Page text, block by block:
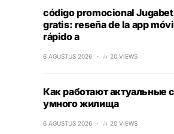
código promocional
gratis: reseña de la app
rápido a
6 AGUSTUS 2026 20 VIEWS
Как работают актуальные
умного жилища
6 AGUSTUS 2026 20 VIEWS